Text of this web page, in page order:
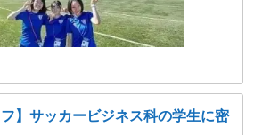
フ】サッカービジネス科の学生に密